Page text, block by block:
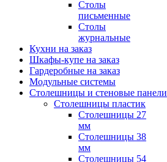
Столы
письменные
Столы
журнальные
Кухни на заказ
Шкафы-купе на заказ
Гардеробные на заказ
Модульные системы
Столешницы и стеновые панели
Столешницы пластик
Столешницы 27
мм
Столешницы 38
мм
Столешницы 54